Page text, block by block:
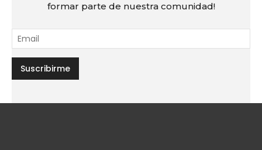
formar parte de nuestra comunidad!